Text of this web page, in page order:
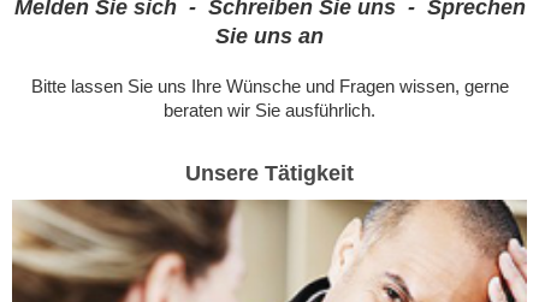
Melden Sie sich - Schreiben Sie uns - Sprechen
Sie uns an
Bitte lassen Sie uns Ihre Wünsche und Fragen wissen, gerne
beraten wir Sie ausführlich.
Unsere Tätigkeit